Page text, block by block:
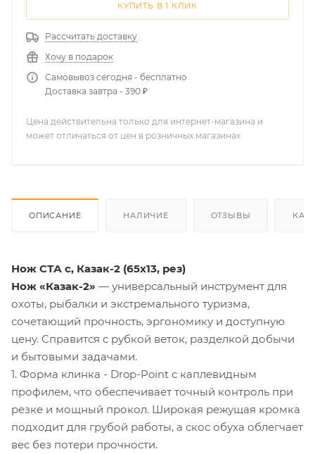
КУПИТЬ В 1 КЛИК
Рассчитать доставку
Хочу в подарок
Самовывоз сегодня - бесплатно
Доставка завтра - 390 ₽
Цена действительна только для интернет-магазина и
может отличаться от цен в розничных магазинах
ОПИСАНИЕ НАЛИЧИЕ ОТЗЫВЫ КАК
Нож СТА с, Казак-2 (65х13, рез)
Нож «Казак-2» — универсальный инструмент для
охоты, рыбалки и экстремального туризма,
сочетающий прочность, эргономику и доступную
цену. Справится с рубкой веток, разделкой добычи
и бытовыми задачами.
1. Форма клинка - Drop-Point с каплевидным
профилем, что обеспечивает точный контроль при
резке и мощный прокол. Широкая режущая кромка
подходит для грубой работы, а скос обуха облегчает
вес без потери прочности.